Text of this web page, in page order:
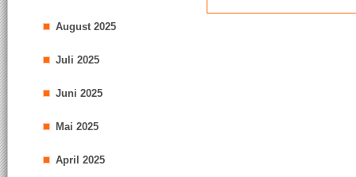
August 2025
Juli 2025
Juni 2025
Mai 2025
April 2025